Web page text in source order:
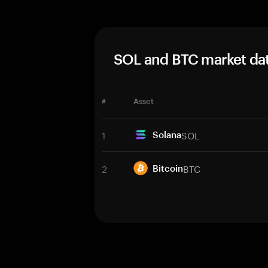
SOL and BTC market
# Asset
1 SolanaSOL
2 BitcoinBTC